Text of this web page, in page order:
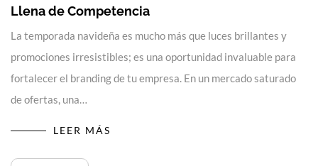
Llena de Competencia
La temporada navideña es mucho más que luces brillantes y
promociones irresistibles; es una oportunidad invaluable para
fortalecer el branding de tu empresa. En un mercado saturado
de ofertas, una…
LEER MÁS